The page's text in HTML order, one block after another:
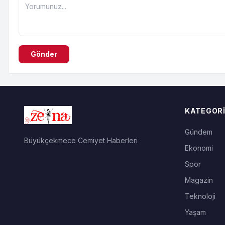
Gönder
Büyükçekmece Cemiyet Haberleri
Gündem
Ekonomi
Spor
Magazin
Teknoloji
Yaşam